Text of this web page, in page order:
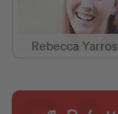
Rebecca Yarros